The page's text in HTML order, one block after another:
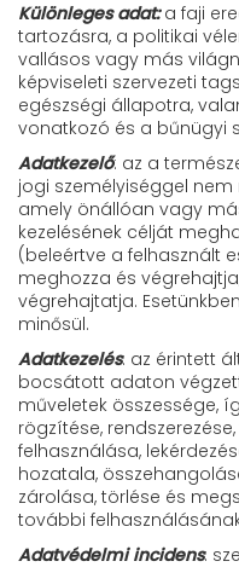
Különleges adat:a faji
tartozásra, a politikai
vallásos vagy más
képviseleti szervezeti
egészségi állapotra,
vonatkozó és a bűnügyi
Adatkezelő: az a
jogi személyiséggel nem
amely önállóan vagy
kezelésének célját
(beleértve a felhasznált
meghozza és
végrehajtatja.
minősül.
Adatkezelés: az érintett
bocsátott adaton
műveletek összessége,
rögzítése,
felhasználása,
hozatala,
zárolása, törlése és
további
Adatvédelmi incidens: